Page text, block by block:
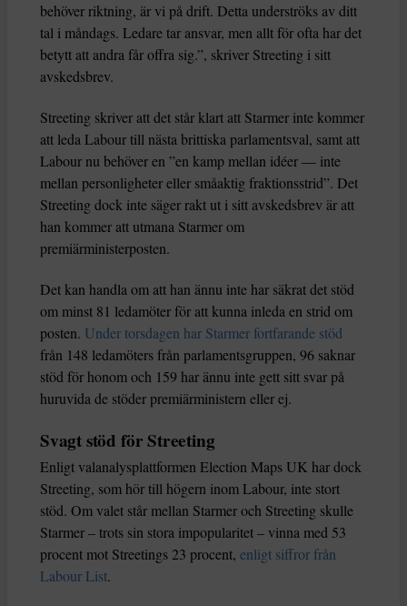
behöver riktning, är vi på drift. Detta underströks av ditt
tal i måndags. Ledare tar ansvar, men allt för ofta har det
betytt att andra får offra sig.”, skriver Streeting i sitt
avskedsbrev.
Streeting skriver att det står klart att Starmer inte kommer
att leda Labour till nästa brittiska parlamentsval, samt att
Labour nu behöver en ”en kamp mellan idéer — inte
mellan personligheter eller småaktig fraktionsstrid”. Det
Streeting dock inte säger rakt ut i sitt avskedsbrev är att
han kommer att utmana Starmer om
premiärministerposten.
Det kan handla om att han ännu inte har säkrat det stöd
om minst 81 ledamöter för att kunna inleda en strid om
posten. Under torsdagen har Starmer fortfarande stöd
från 148 ledamöters från parlamentsgruppen, 96 saknar
stöd för honom och 159 har ännu inte gett sitt svar på
huruvida de stöder premiärministern eller ej.
Svagt stöd för Streeting
Enligt valanalysplattformen Election Maps UK har dock
Streeting, som hör till högern inom Labour, inte stort
stöd. Om valet står mellan Starmer och Streeting skulle
Starmer – trots sin stora impopularitet – vinna med 53
procent mot Streetings 23 procent, enligt siffror från
Labour List.